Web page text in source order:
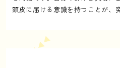
頭皮に届ける意識を持つことが、